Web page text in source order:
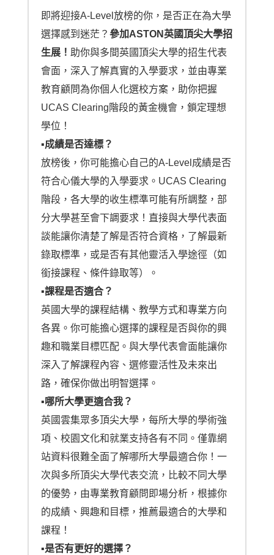
即將迎接A-Level放榜的你，是否正在為大學
選擇感到迷茫？ 參加ASTON英國頂尖大學招
生展！ 助你與多間英國頂尖大學的招生代表
會面，深入了解真實的入學要求，並由專業
教育顧問為你個人化選校方案，助你把握
UCAS Clearing階段的黃金機會，鎖定理想
學位！
▪︎成績是否達標？
放榜後，你可能擔心自己的A-Level成績是否
符合心儀大學的入學要求。UCAS Clearing
階段，各大學的收生標準可能有所調整，部
分大學甚至會下調要求！直接與大學代表面
談能讓你清楚了解是否符合資格，了解最新
錄取標準，或是否有其他靈活入學途徑（如
銜接課程、條件錄取等）。
▪︎課程是否適合？
英國大學的課程結構、教學方式和專業方向
各異。你可能擔心選擇的課程是否與你的興
趣和職業目標匹配。與大學代表會面能讓你
深入了解課程內容、選修靈活性及未來出
路，確保你做出明智選擇。
▪︎哪所大學更適合我？
英國雲集眾多頂尖大學，每所大學的學術強
項、校園文化和就業支持各有不同。僅靠網
站資料很難全面了解哪所大學最適合你！一
次與多所頂尖大學代表交流，比較不同大學
的優勢，由專業教育顧問即場分析，根據你
的成績、興趣和目標，推薦最適合的大學和
課程！
▪︎是否有更好的選擇？